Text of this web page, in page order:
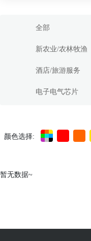
全部
新农业/农林牧渔
酒店/旅游服务
电子电气芯片
颜色选择:
暂无数据~